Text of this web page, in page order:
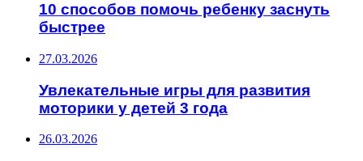
10 способов помочь ребенку заснуть
быстрее
27.03.2026
Увлекательные игры для развития
моторики у детей 3 года
26.03.2026